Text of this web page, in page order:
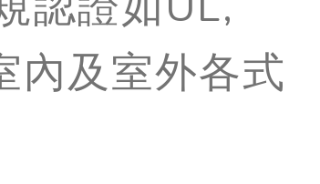
內及室外各式